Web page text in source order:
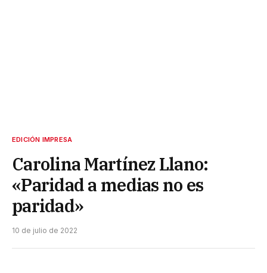
EDICIÓN IMPRESA
Carolina Martínez Llano:
«Paridad a medias no es
paridad»
10 de julio de 2022